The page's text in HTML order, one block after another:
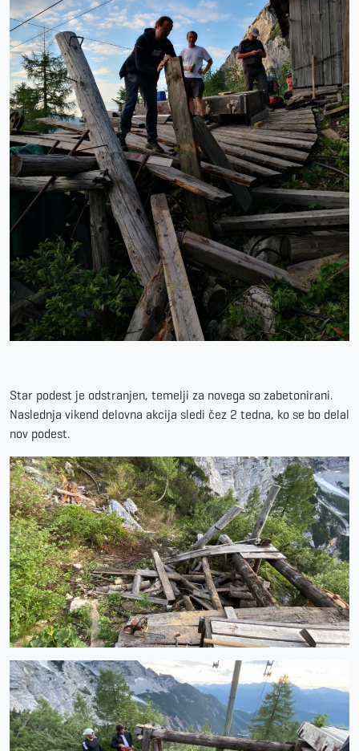
Star podest je odstranjen, temelji za novega so zabetonirani.
Naslednja vikend delovna akcija sledi čez 2 tedna, ko se bo delal
nov podest.